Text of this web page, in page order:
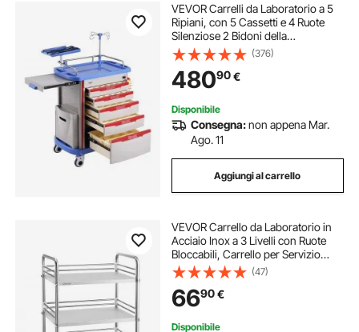
VEVOR Carrelli da Laboratorio a 5
Ripiani, con 5 Cassetti e 4 Ruote
Silenziose 2 Bidoni della
Spazzatura, Carrello Medico Mobile
Materiale PP, Carrello per
Laboratorio, Clinica, Ospedale,
Salone, Blu
(376)
48090€
Disponibile
Consegna:non appena Mar.
Ago. 11
Aggiungi al carrello
VEVOR Carrello da Laboratorio in
Acciaio Inox a 3 Livelli con Ruote
Bloccabili, Carrello per Servizio
Medico, Vassoio per Clinica,
Vassoio di Stoccaggio Mobile per
Impieghi Gravosi per Ospedale
(47)
6690€
Disponibile